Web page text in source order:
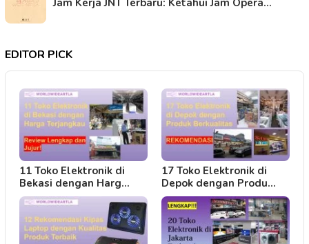
Jam Kerja JNT Terbaru: Ketahui Jam Opera…
EDITOR PICK
11 Toko Elektronik di
Bekasi dengan Harg…
17 Toko Elektronik di
Depok dengan Produ…